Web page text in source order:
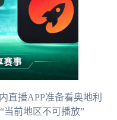
直播APP准备看奥地利
当前地区不可播放”